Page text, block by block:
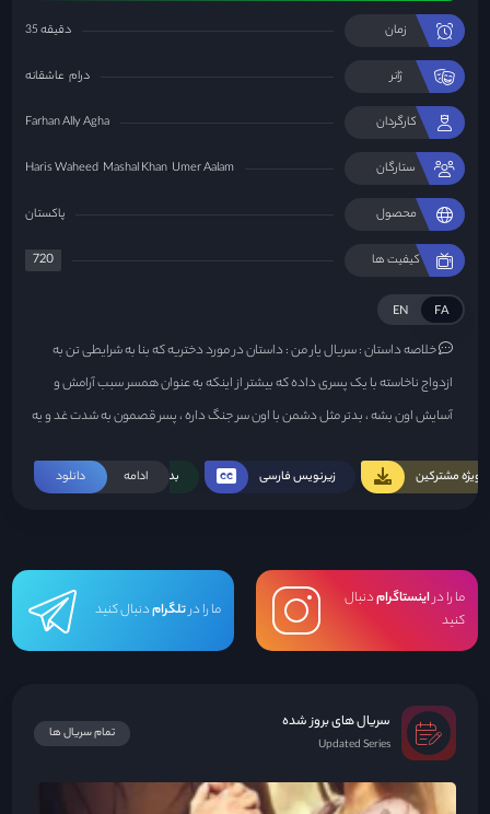
زمان 35 دقیقه
ژانر درام عاشقانه
کارگردان Farhan Ally Agha
ستارگان Haris Waheed Mashal Khan Umer Aalam
محصول پاکستان
کیفیت ها 720
FA
EN
خلاصه داستان :سریال یار من : داستان در مورد دختریه که بنا به شرایطی تن به
ازدواج ناخاسته با یک پسری داده که بیشتر از اینکه به عنوان همسر سبب آرامش و
آسایش اون بشه ، بدتر مثل دشمن با اون سر جنگ داره ، پسر قصمون به شدت غد و یه
ادامه دانلود ویژه مشترکین زیرنویس فارسی بدون سانسور
ما را دراینستاگرامدنبال
کنید
ما را درتلگرامدنبال کنید
سریال های بروز شده
Updated Series
تمام سریال ها